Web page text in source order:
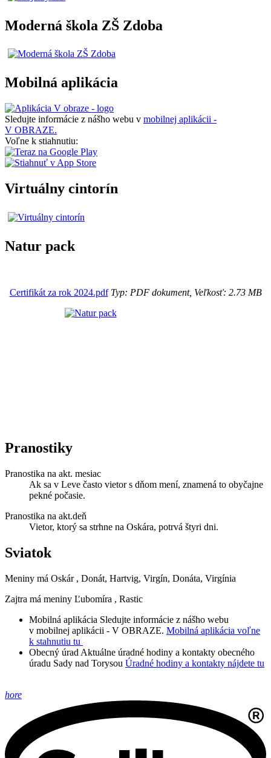
Moderná škola ZŠ Zdoba
Mobilná aplikácia
Sledujte informácie z nášho webu v mobilnej aplikácii -
V OBRAZE.
Voľne k stiahnutiu:
Virtuálny cintorín
Natur pack
Certifikát za rok 2024.pdfTyp: PDF dokument, Veľkosť: 2.73 MB
Pranostiky
Pranostika na akt. mesiac
Ak sa v Leve často vietor s dňom mení, znamená to obyčajne
pekné počasie.
Pranostika na akt.deň
Vietor, ktorý sa strhne na Oskára, potrvá štyri dni.
Sviatok
Meniny má Oskár , Donát, Hartvig, Virgín, Donáta, Virgínia
Zajtra má meniny Ľubomíra , Rastic
Mobilná aplikácia Sledujte informácie z nášho webu
v mobilnej aplikácii - V OBRAZE. Mobilná aplikácia voľne
k stahnutiu tu
Obecný úrad Aktuálne úradné hodiny a kontakty obecného
úradu Sady nad Torysou Úradné hodiny a kontakty nájdete tu
hore